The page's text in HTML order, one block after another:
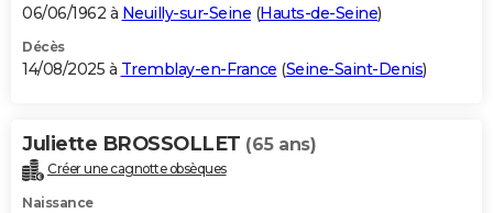
S'inscrire
Se connecter
Lycées
Collèges
Primaires
Universités
Entreprises
Service militaire
Avis de recherche
AVIS DE DÉCÈS
Bricolage
Lifestyle
Culture
Sport
Auto
Television
Voyage
Cinema
06/06/1962 à Neuilly-sur-Seine (Hauts-de-Seine)
Décès
14/08/2025 à Tremblay-en-France (Seine-Saint-Denis)
Juliette BROSSOLLET (65 ans)
Créer une cagnotte obsèques
Naissance